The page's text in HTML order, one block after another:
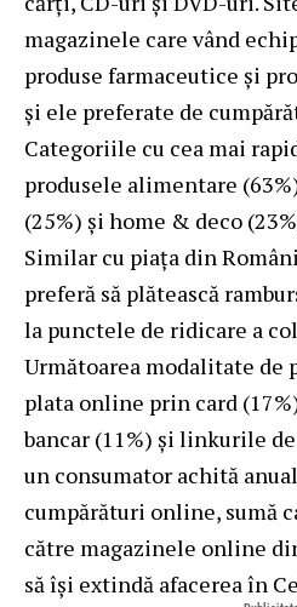
magazinele care vând
produse farmaceutice și
și ele preferate de
Categoriile cu cea mai
produsele alimentare
(25%) și home & deco
Similar cu piața din
preferă să plătească
la punctele de ridicare a
Următoarea modalitate de
plata online prin card
bancar (11%) și linkurile
un consumator achită
cumpărături online, sumă
către magazinele online
să își extindă afacerea în